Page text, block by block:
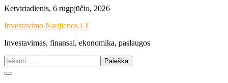
Skip
content
Ketvirtadienis, 6 rugpjūčio, 2026
Investavimo Naujienos.LT
Investavimas, finansai, ekonomika, paslaugos
Ieškoti: